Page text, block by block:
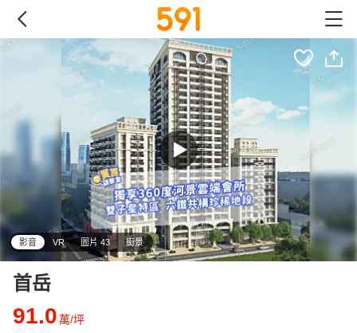
影音 VR 圖片 43 街景
首岳
91.0萬/坪